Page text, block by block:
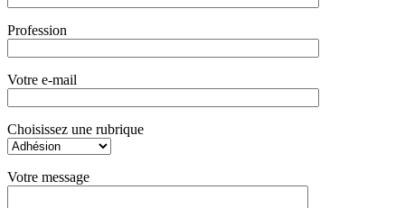
Profession
Votre e-mail
Choisissez une rubrique
Votre message